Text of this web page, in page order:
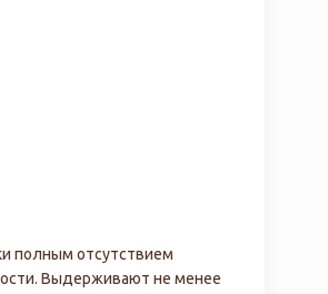
полным отсутствием
Выдерживают не менее